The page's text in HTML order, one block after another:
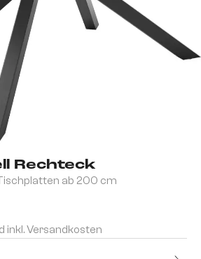
Rechteck
ab 200 cm
inkl. Versandkosten